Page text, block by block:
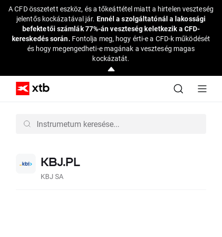
A CFD összetett eszköz, és a tőkeáttétel miatt a hirtelen veszteség
jelentős kockázatával jár. Ennél a szolgáltatónál a lakossági
befektetői számlák 77%-án veszteség keletkezik a CFD-
kereskedés során. Fontolja meg, hogy érti-e a CFD-k működését
és hogy megengedheti-e magának a veszteség magas
kockázatát.
KBJ.PL
KBJ SA